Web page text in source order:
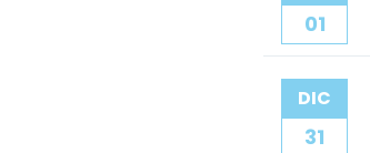
01
DIC
31